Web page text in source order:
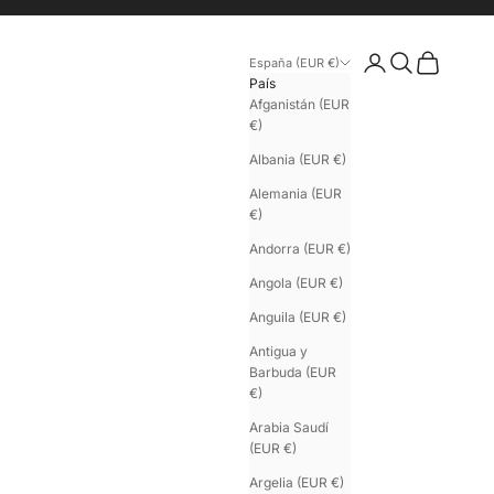
España (EUR €)
País
Afganistán (EUR
€)
Albania (EUR €)
Alemania (EUR
€)
Andorra (EUR €)
Angola (EUR €)
Anguila (EUR €)
Antigua y
Barbuda (EUR
€)
Arabia Saudí
(EUR €)
Argelia (EUR €)
Iniciar sesión
BuscarCesta